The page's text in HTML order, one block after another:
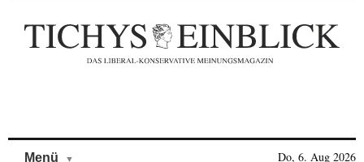
Menü Do, 6. Aug 2026